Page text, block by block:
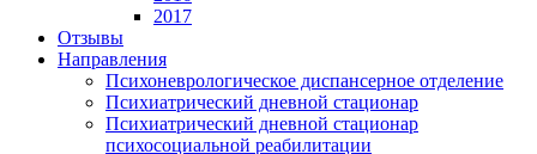
2017
Отзывы
Направления
Психоневрологическое диспансерное отделение
Психиатрический дневной стационар
Психиатрический дневной стационар
психосоциальной реабилитации